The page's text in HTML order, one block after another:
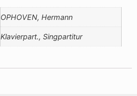
OPHOVEN, Hermann
Klavierpart., Singpartitur